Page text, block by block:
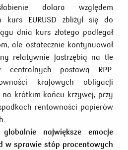
dolara względem
kurs EURUSD zbliżył się do
dnia kurs złotego podlegał
ale ostatecznie kontynuował
relatywnie jastrzębią na tle
centralnych postawą RPP.
krajowych obligacji
na krótkim końcu krzywej, przy
rentowności papierów
największe emocje
w sprawie stóp procentowych